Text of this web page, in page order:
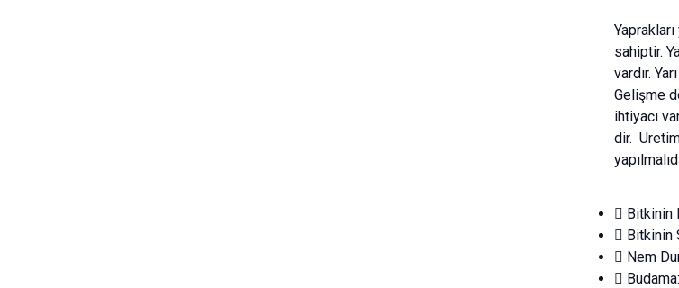
sahiptir.
vardır.
Gelişme
ihtiyacı
dir.
Bitkinin
Bitkinin
Nem